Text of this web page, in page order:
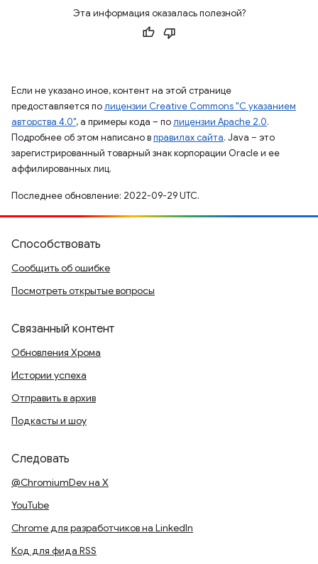
Эта информация оказалась полезной?
Если не указано иное, контент на этой странице
предоставляется полицензии Creative Commons "С указанием
авторства 4.0", а примеры кода – полицензии Apache 2.0.
Подробнее об этом написано вправилах сайта. Java – это
зарегистрированный товарный знак корпорации Oracle и ее
аффилированных лиц.
Последнее обновление: 2022-09-29 UTC.
Способствовать
Сообщить об ошибке
Посмотреть открытые вопросы
Связанный контент
Обновления Хрома
Истории успеха
Отправить в архив
Подкасты и шоу
Следовать
@ChromiumDev на X
YouTube
Chrome для разработчиков на LinkedIn
Код для фида RSS